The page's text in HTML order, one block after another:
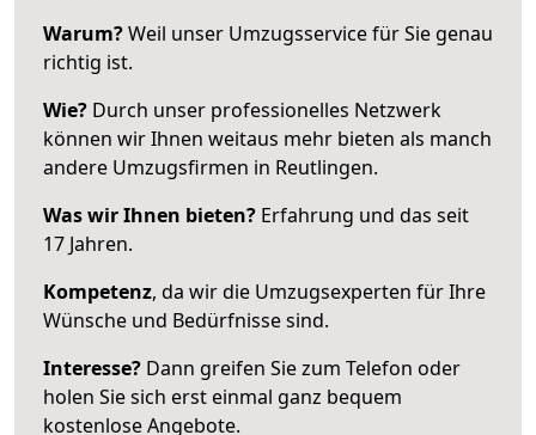
Warum?Weil unser Umzugsservice für Sie genau
richtig ist.
Wie? Durch unser professionelles Netzwerk
können wir Ihnen weitaus mehr bieten als manch
andere Umzugsfirmen in Reutlingen.
Was wir Ihnen bieten? Erfahrung und das seit
17 Jahren.
Kompetenz, da wir die Umzugsexperten für Ihre
Wünsche und Bedürfnisse sind.
Interesse? Dann greifen Sie zum Telefon oder
holen Sie sich erst einmal ganz bequem
kostenlose Angebote.